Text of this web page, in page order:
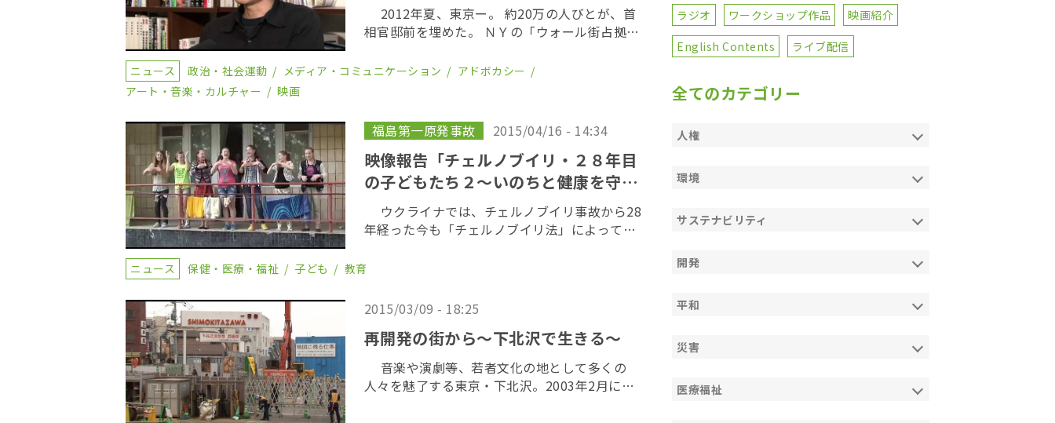
2012年夏、東京ー。 約20万の人びとが、首
相官邸前を埋めた。 ＮＹの「ウォール街占拠」
った。 人びとが集まったのは、福島第一原発事
ニュース 政治・社会運動 メディア・コミュニケーション
アドボカシー
アート・音楽・カルチャー
映画
福島第一原発事故 2015/04/16 - 14:34
映像報告「チェルノブイリ・２８年目
の子どもたち２～いのちと健康を守る
現場から」
ウクライナでは、チェルノブイリ事故から28
年経った今も「チェルノブイリ法」によって、
は、今も様々な支援策が講じられている。 中で
ラ […]
ニュース 保健・医療・福祉 子ども 教育
2015/03/09 - 18:25
再開発の街から～下北沢で生きる～
音楽や演劇等、若者文化の地として多くの
人々を魅了する東京・下北沢。2003年2月に、
ラジオ
ワークショップ作品
映画紹介
English Contents
ライブ配信
全てのカテゴリー
人権
環境
サステナビリティ
開発
平和
災害
医療福祉